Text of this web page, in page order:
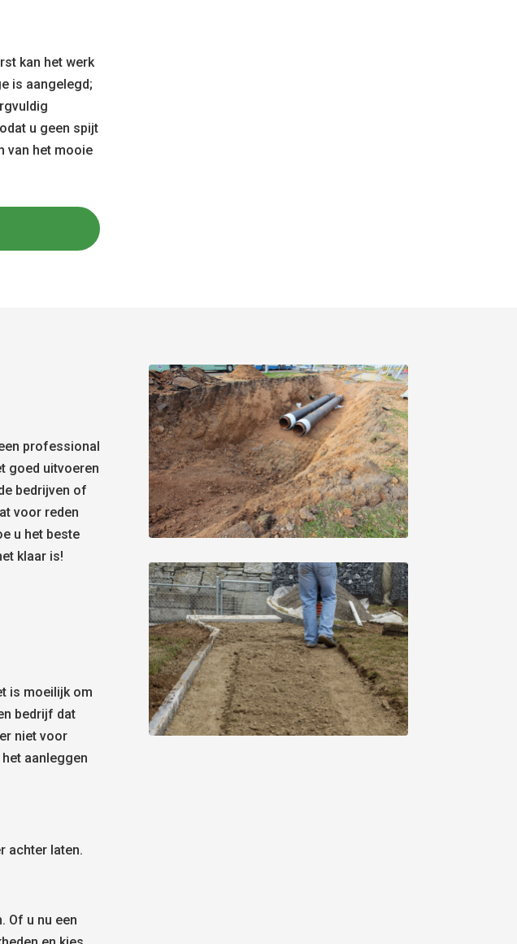
kan het werk
is aangelegd;
u geen spijt
van het mooie
professional
goed uitvoeren
bedrijven of
voor reden
u het beste
klaar is!
is moeilijk om
bedrijf dat
niet voor
aanleggen
achter laten.
Of u nu een